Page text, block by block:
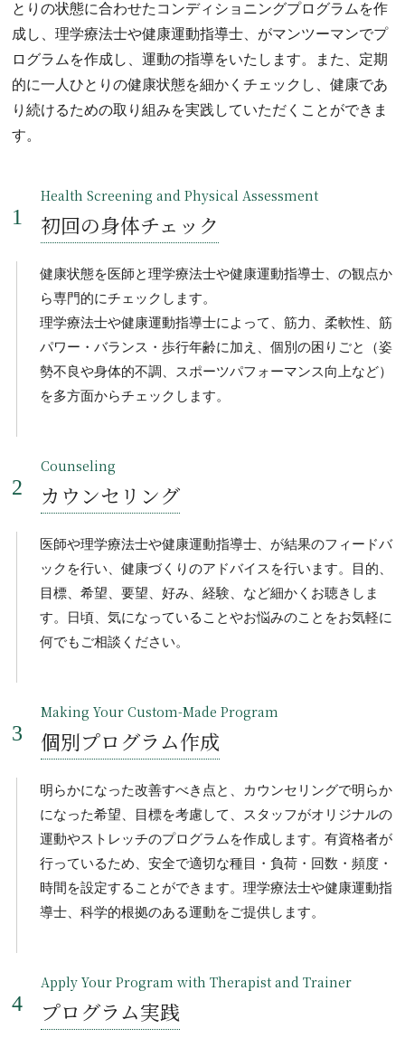
とりの状態に合わせたコンディショニングプログラムを作
成し、理学療法士や健康運動指導士、がマンツーマンでプ
ログラムを作成し、運動の指導をいたします。また、定期
的に一人ひとりの健康状態を細かくチェックし、健康であ
り続けるための取り組みを実践していただくことができま
す。
Health Screening and Physical Assessment
初回の身体チェック
健康状態を医師と理学療法士や健康運動指導士、の観点か
ら専門的にチェックします。
理学療法士や健康運動指導士によって、筋力、柔軟性、筋
パワー・バランス・歩行年齢に加え、個別の困りごと（姿
勢不良や身体的不調、スポーツパフォーマンス向上など）
を多方面からチェックします。
Counseling
カウンセリング
医師や理学療法士や健康運動指導士、が結果のフィードバ
ックを行い、健康づくりのアドバイスを行います。目的、
目標、希望、要望、好み、経験、など細かくお聴きしま
す。日頃、気になっていることやお悩みのことをお気軽に
何でもご相談ください。
Making Your Custom-Made Program
個別プログラム作成
明らかになった改善すべき点と、カウンセリングで明らか
になった希望、目標を考慮して、スタッフがオリジナルの
運動やストレッチのプログラムを作成します。有資格者が
行っているため、安全で適切な種目・負荷・回数・頻度・
時間を設定することができます。理学療法士や健康運動指
導士、科学的根拠のある運動をご提供します。
Apply Your Program with Therapist and Trainer
プログラム実践